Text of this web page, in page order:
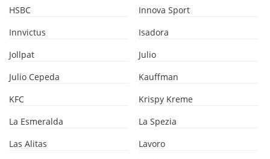
HSBC
Innova Sport
Innvictus
Isadora
Jollpat
Julio
Julio Cepeda
Kauffman
KFC
Krispy Kreme
La Esmeralda
La Spezia
Las Alitas
Lavoro